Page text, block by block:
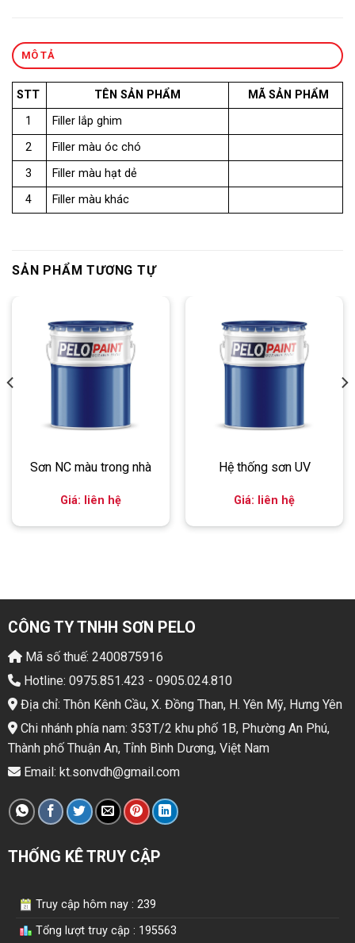
MÔ TẢ
STT TÊN SẢN PHẨM
MÃ SẢN PHẨM
1
Filler lắp ghim
2
Filler màu óc chó
3
Filler màu hạt dẻ
4
Filler màu khác
SẢN PHẨM TƯƠNG TỰ
Sơn NC màu trong nhà
Giá: liên hệ
Hệ thống sơn UV
Giá: liên hệ
CÔNG TY TNHH SƠN PELO
Mã số thuế: 2400875916
Hotline: 0975.851.423 - 0905.024.810
Địa chỉ: Thôn Kênh Cầu, X. Đồng Than, H. Yên Mỹ, Hưng Yên
Chi nhánh phía nam: 353T/2 khu phố 1B, Phường An Phú,
Thành phố Thuận An, Tỉnh Bình Dương, Việt Nam
Email: kt.sonvdh@gmail.com
THỐNG KÊ TRUY CẬP
Truy cập hôm nay : 239
Tổng lượt truy cập : 195563